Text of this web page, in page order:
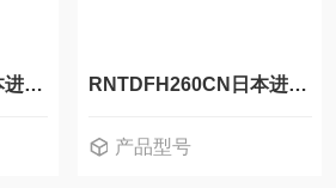
RNTDFH120CN日本进口东日TOHNICHI防错扭力螺丝刀 RNTDFH260CN日本进口东日TOHNICHI防错扭力螺丝刀
产品型号